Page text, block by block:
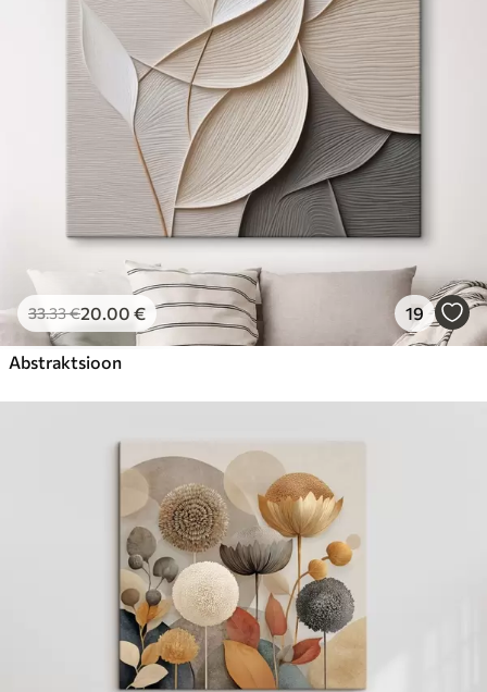
Hind Alates .00
33.33€20.00 € 19
Abstraktsioon